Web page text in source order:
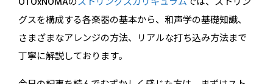
ヤ
ー
グスを構成する各楽器の基本から、和声学の基礎知識、
さまざまなアレンジの方法、リアルな打ち込み方法まで
丁寧に解説しております。